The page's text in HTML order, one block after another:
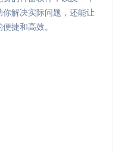
解决实际问题，还能让
捷和高效。